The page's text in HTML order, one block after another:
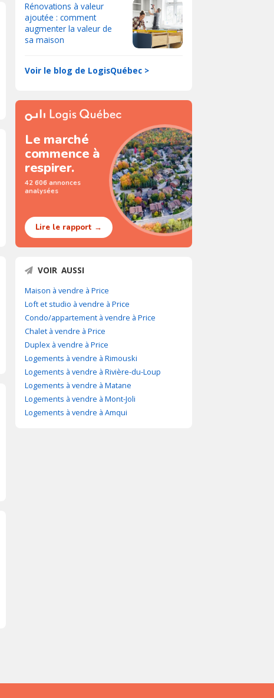
Rénovations à valeur
ajoutée : comment
augmenter la valeur de
sa maison
Voir le blog de LogisQuébec >
Le marché
commence à
respirer.
42 606 annonces
analysées
Lire le rapport →
VOIR AUSSI
Maison à vendre à Price
Loft et studio à vendre à Price
Condo/appartement à vendre à Price
Chalet à vendre à Price
Duplex à vendre à Price
Logements à vendre à Rimouski
Logements à vendre à Rivière-du-Loup
Logements à vendre à Matane
Logements à vendre à Mont-Joli
Logements à vendre à Amqui